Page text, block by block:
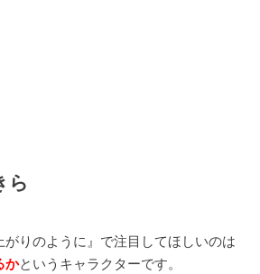
ら
がりのように』で注目してほしいのは
かというキャラクターです。